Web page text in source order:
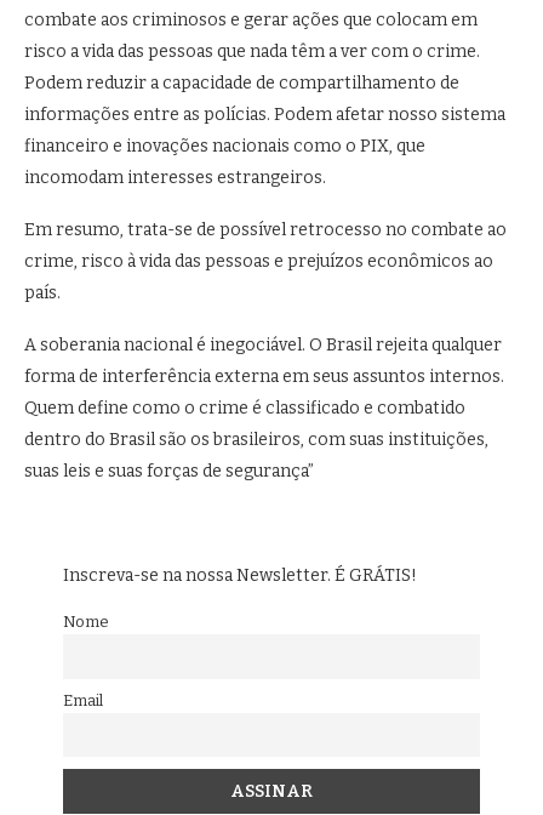
combate aos criminosos e gerar ações que colocam em
risco a vida das pessoas que nada têm a ver com o crime.
Podem reduzir a capacidade de compartilhamento de
informações entre as polícias. Podem afetar nosso sistema
financeiro e inovações nacionais como o PIX, que
incomodam interesses estrangeiros.
Em resumo, trata-se de possível retrocesso no combate ao
crime, risco à vida das pessoas e prejuízos econômicos ao
país.
A soberania nacional é inegociável. O Brasil rejeita qualquer
forma de interferência externa em seus assuntos internos.
Quem define como o crime é classificado e combatido
dentro do Brasil são os brasileiros, com suas instituições,
suas leis e suas forças de segurança”
Inscreva-se na nossa Newsletter. É GRÁTIS!
Nome
Email